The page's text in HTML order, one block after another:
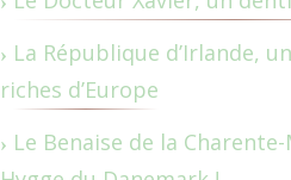
La République d’Irlande,
riches d’Europe
Le Benaise de la